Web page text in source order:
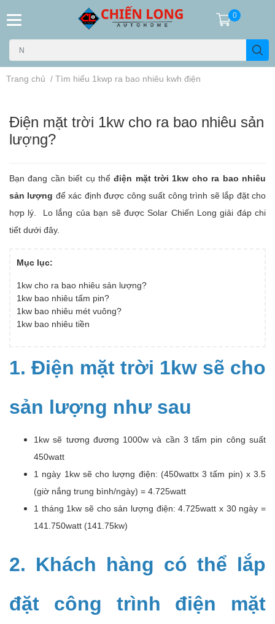
0
Trang chủ / Tìm hiểu 1kwp ra bao nhiêu kwh điện
Điện mặt trời 1kw cho ra bao nhiêu sản
lượng?
Bạn đang cần biết cụ thểđiện mặt trời 1kw cho ra bao nhiêu
sản lượng để xác định được công suất công trình sẽ lắp đặt cho
hợp lý. Lo lắng của bạn sẽ được Solar Chiến Long giải đáp chi
tiết dưới đây.
Mục lục:
1kw cho ra bao nhiêu sản lượng?
1kw bao nhiêu tấm pin?
1kw bao nhiêu mét vuông?
1kw bao nhiêu tiền
1. Điện mặt trời 1kw sẽ cho
sản lượng như sau
1kw sẽ tương đương 1000w và cần 3 tấm pin công suất
450watt
1 ngày 1kw sẽ cho lượng điện: (450wattx 3 tấm pin) x 3.5
(giờ nắng trung bình/ngày) = 4.725watt
1 tháng 1kw sẽ cho sản lượng điện: 4.725watt x 30 ngày =
141.750watt (141.75kw)
2. Khách hàng có thể lắp
đặt công trình điện mặt